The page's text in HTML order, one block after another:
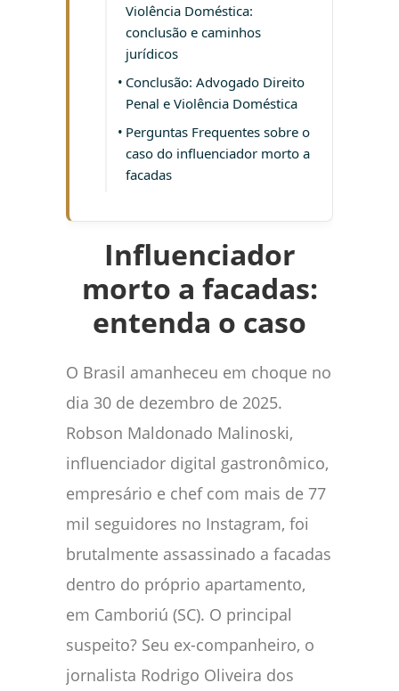
Violência Doméstica:
conclusão e caminhos
jurídicos
Conclusão: Advogado Direito
Penal e Violência Doméstica
Perguntas Frequentes sobre o
caso do influenciador morto a
facadas
Influenciador
morto a facadas:
entenda o caso
O Brasil amanheceu em choque no
dia 30 de dezembro de 2025.
Robson Maldonado Malinoski,
influenciador digital gastronômico,
empresário e chef com mais de 77
mil seguidores no Instagram, foi
brutalmente assassinado a facadas
dentro do próprio apartamento,
em Camboriú (SC). O principal
suspeito? Seu ex-companheiro, o
jornalista Rodrigo Oliveira dos